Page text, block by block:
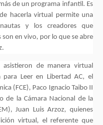
de un programa infantil. Es
hacerla virtual permite una
y los creadores que
en vivo, por lo que se abre
de manera virtual
para Leer en Libertad AC, el
(FCE), Paco Ignacio Taibo II
de la Cámara Nacional de la
Juan Luis Arzoz, quienes
virtual, el referente que